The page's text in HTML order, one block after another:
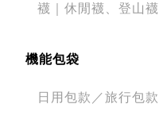
襪｜休閒襪、登山襪
機能包袋
日用包款／旅行包款